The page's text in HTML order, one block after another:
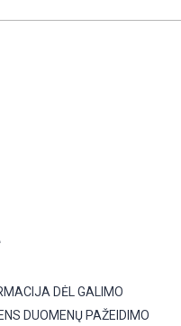
DĖL GALIMO
DUOMENŲ PAŽEIDIMO